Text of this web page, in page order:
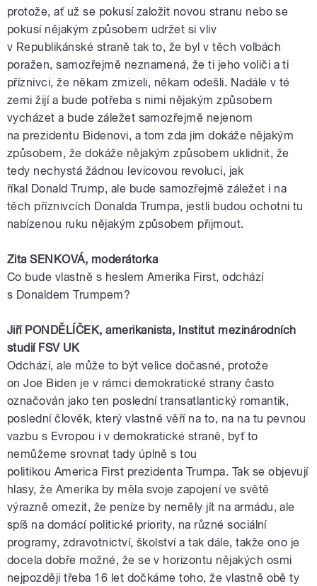
protože, ať už se pokusí založit novou stranu nebo se
pokusí nějakým způsobem udržet si vliv
v Republikánské straně tak to, že byl v těch volbách
poražen, samozřejmě neznamená, že ti jeho voliči a ti
příznivci, že někam zmizeli, někam odešli. Nadále v té
zemi žijí a bude potřeba s nimi nějakým způsobem
vycházet a bude záležet samozřejmě nejenom
na prezidentu Bidenovi, a tom zda jim dokáže nějakým
způsobem, že dokáže nějakým způsobem uklidnit, že
tedy nechystá žádnou levicovou revoluci, jak
říkal Donald Trump, ale bude samozřejmě záležet i na
těch příznivcích Donalda Trumpa, jestli budou ochotni tu
nabízenou ruku nějakým způsobem přijmout.
Zita SENKOVÁ, moderátorka
Co bude vlastně s heslem Amerika First, odchází
s Donaldem Trumpem?
Jiří PONDĚLÍČEK, amerikanista, Institut mezinárodních
studií FSV UK
Odchází, ale může to být velice dočasné, protože
onJoe Biden je v rámci demokratické strany často
označován jako ten poslední transatlantický romantik,
poslední člověk, který vlastně věří na to, na na tu pevnou
vazbu s Evropou i v demokratické straně, byť to
nemůžeme srovnat tady úplně s tou
politikou America First prezidenta Trumpa. Tak se objevují
hlasy, že Amerika by měla svoje zapojení ve světě
výrazně omezit, že peníze by neměly jít na armádu, ale
spíš na domácí politické priority, na různé sociální
programy, zdravotnictví, školství a tak dále, takže ono je
docela dobře možné, že se v horizontu nějakých osmi
nejpozději třeba 16 let dočkáme toho, že vlastně obě ty